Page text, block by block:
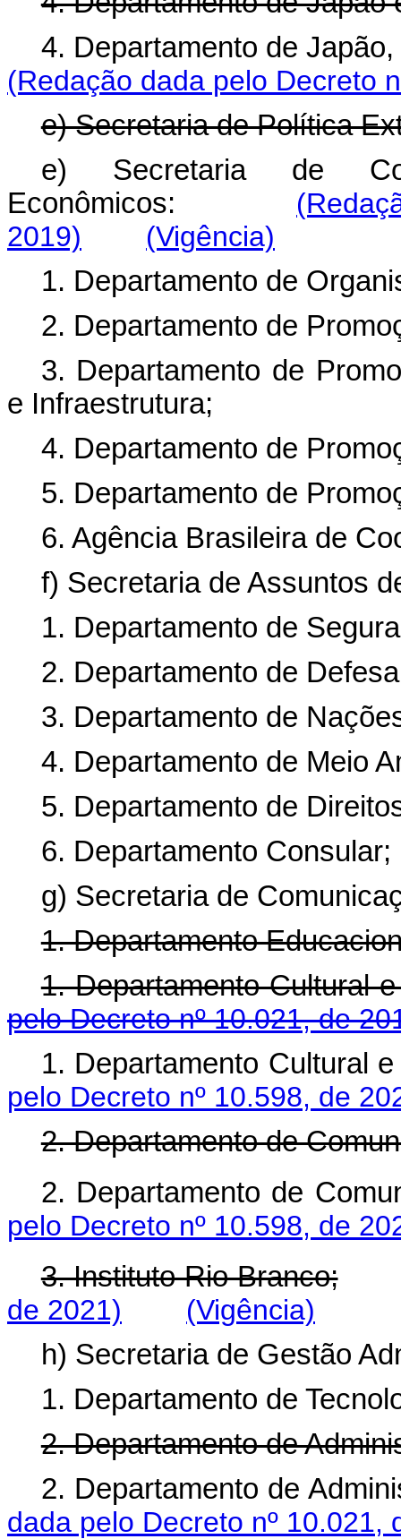
4. Departamento de
(Redação dada pelo Decreto
e) Secretaria de Política
e) Secretaria de
Econômicos:
2019)
(Vigência)
1. Departamento de
2. Departamento de
3. Departamento de
e Infraestrutura;
4. Departamento de
5. Departamento de
6. Agência Brasileira de
f) Secretaria de Assuntos
1. Departamento de
2. Departamento de
3. Departamento de
4. Departamento de Meio
5. Departamento de
6. Departamento Consular;
g) Secretaria de
1. Departamento
1. Departamento
pelo Decreto nº 10.021, de
1. Departamento
pelo Decreto nº 10.598, de
2. Departamento de
2. Departamento de
pelo Decreto nº 10.598, de
3. Instituto Rio Branco;
de 2021)
(Vigência)
h) Secretaria de Gestão
1. Departamento de
2. Departamento de
2. Departamento de
dada pelo Decreto nº 10.021,